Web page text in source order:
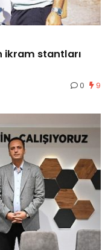
ikram stantları
0 9